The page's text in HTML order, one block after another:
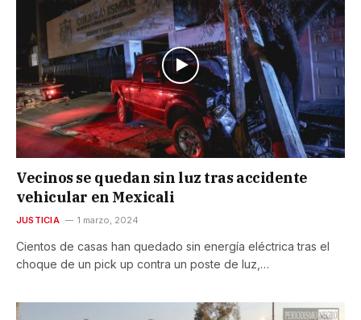
Vecinos se quedan sin luz tras accidente
vehicular en Mexicali
JUSTICIA 1 marzo, 2024
Cientos de casas han quedado sin energía eléctrica tras el
choque de un pick up contra un poste de luz,…